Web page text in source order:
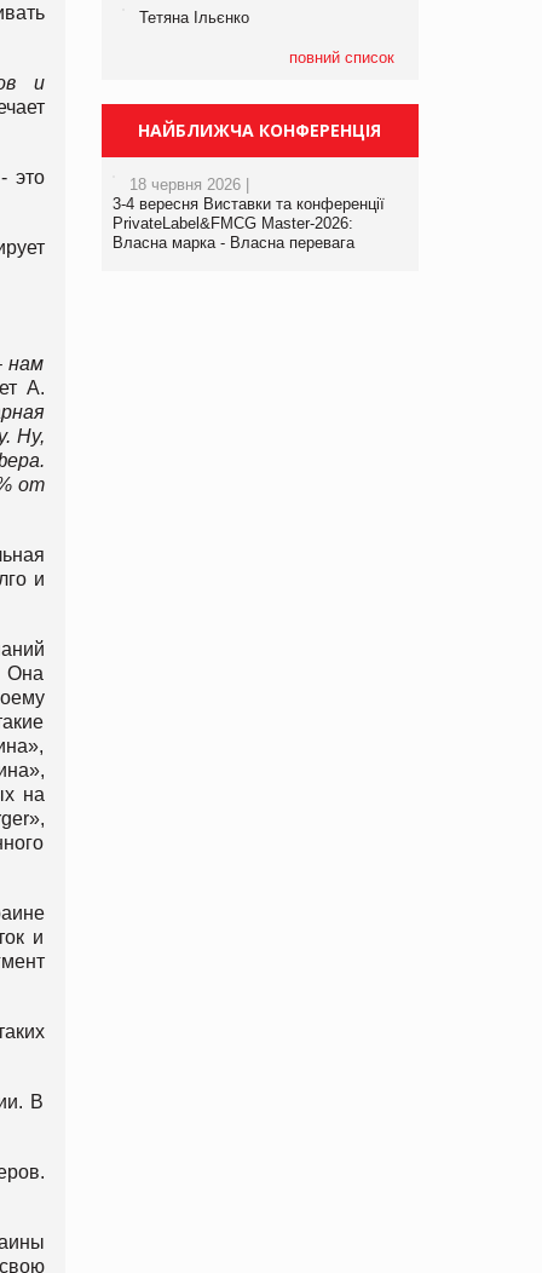
и
это
нам
А.
Ну,
от
и
Она
на
и
В
Тетяна Ільєнко
повний список
НАЙБЛИЖЧА КОНФЕРЕНЦІЯ
18 червня 2026 |
3-4 вересня Виставки та конференції
PrivateLabel&FMCG Master-2026:
Власна марка - Власна перевага